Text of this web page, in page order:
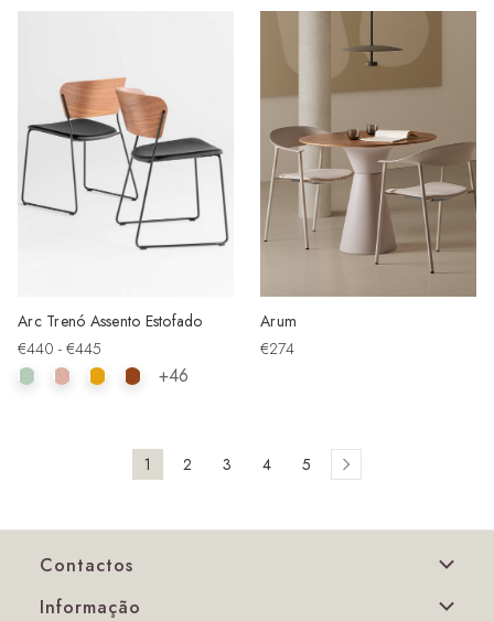
Arc Trenó Assento Estofado
€440 - €445
+46
Arum
€274
1 2 3 4 5
Contactos
Informação